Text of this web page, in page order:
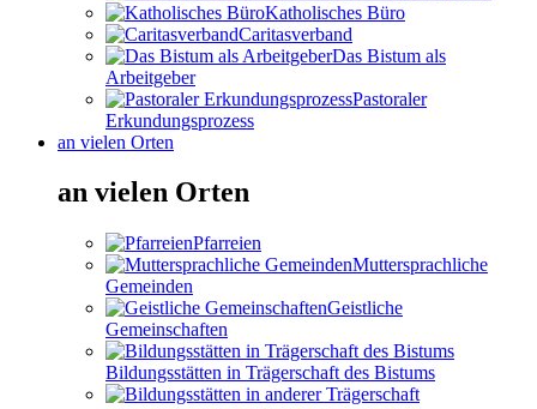
Katholisches Büro
Caritasverband
Das Bistum als
Arbeitgeber
Pastoraler
Erkundungsprozess
an vielen Orten
an vielen Orten
Pfarreien
Muttersprachliche
Gemeinden
Geistliche
Gemeinschaften
Bildungsstätten in Trägerschaft des Bistums